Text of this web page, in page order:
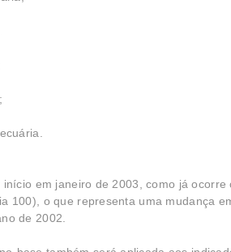
início em janeiro de 2003, como já
100), o que representa uma mudança
de 2002.